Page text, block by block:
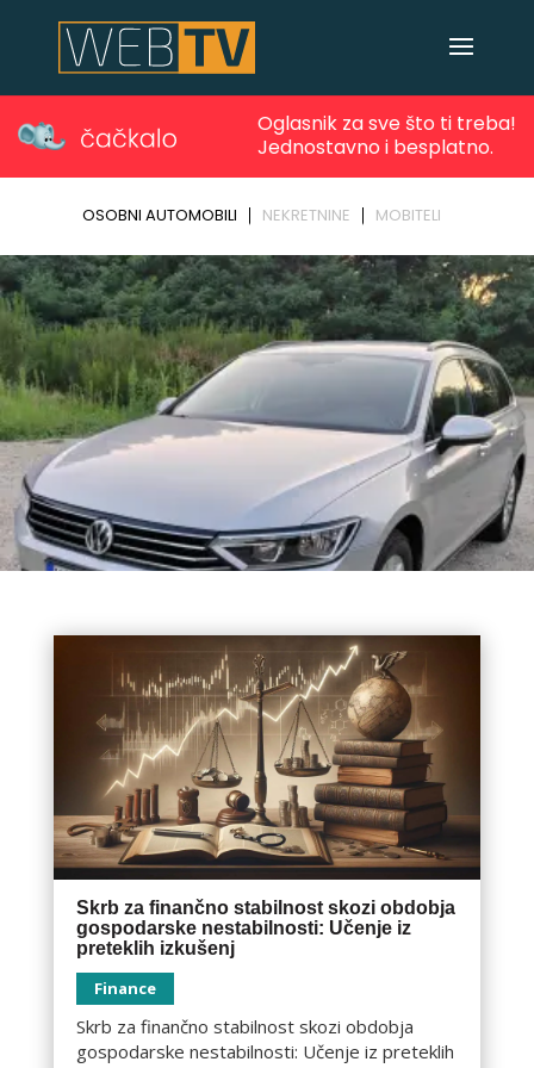
Skrb za finančno stabilnost skozi obdobja
gospodarske nestabilnosti: Učenje iz
preteklih izkušenj
Finance
Skrb za finančno stabilnost skozi obdobja
gospodarske nestabilnosti: Učenje iz preteklih